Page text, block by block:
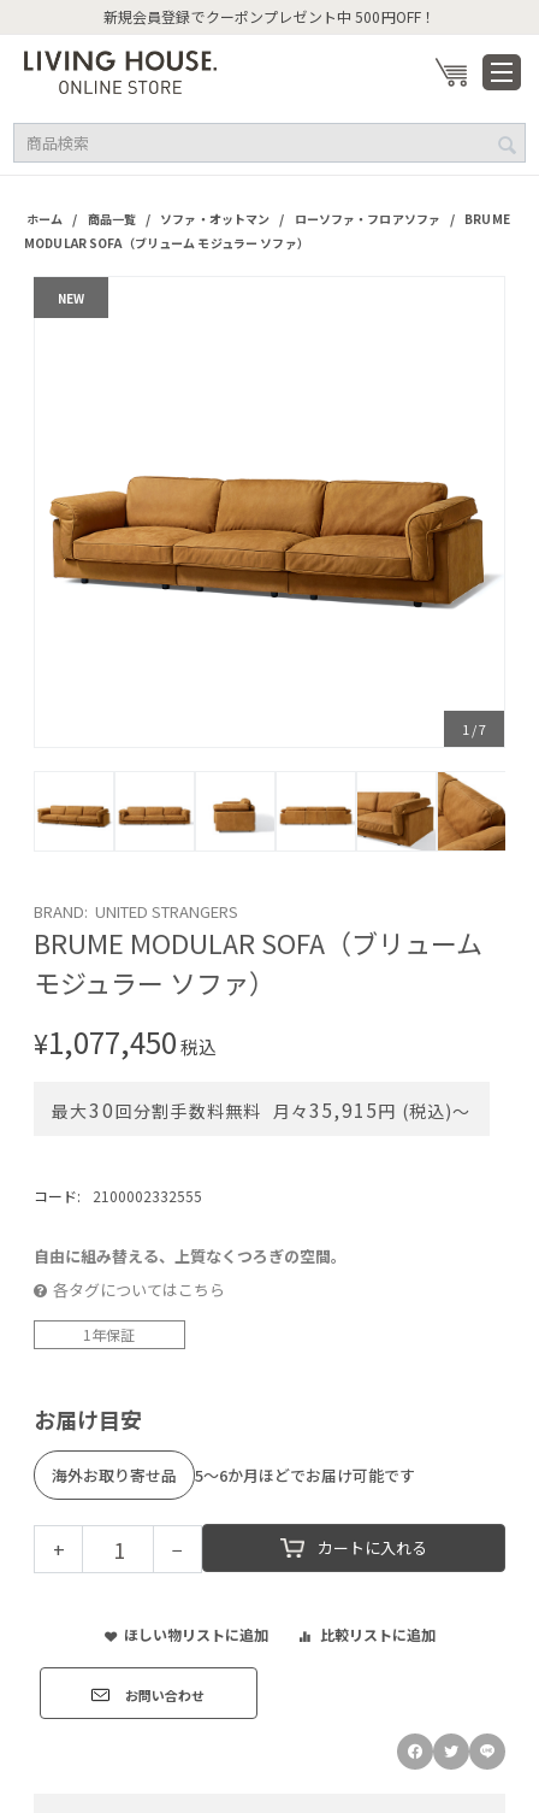
新規会員登録でクーポンプレゼント中 500円OFF！
ホーム / 商品一覧 / ソファ・オットマン / ローソファ・フロアソファ / BRUME
MODULAR SOFA（ブリューム モジュラー ソファ）
NEW
1 /7
BRAND: UNITED STRANGERS
BRUME MODULAR SOFA（ブリューム
モジュラー ソファ）
¥1,077,450税込
最大30回分割手数料無料 月々35,915円 (税込)〜
コード: 2100002332555
自由に組み替える、上質なくつろぎの空間。
各タグについてはこちら
1年保証
お届け目安
海外お取り寄せ品 5～6か月ほどでお届け可能です
+ − カートに入れる
ほしい物リストに追加 比較リストに追加
お問い合わせ